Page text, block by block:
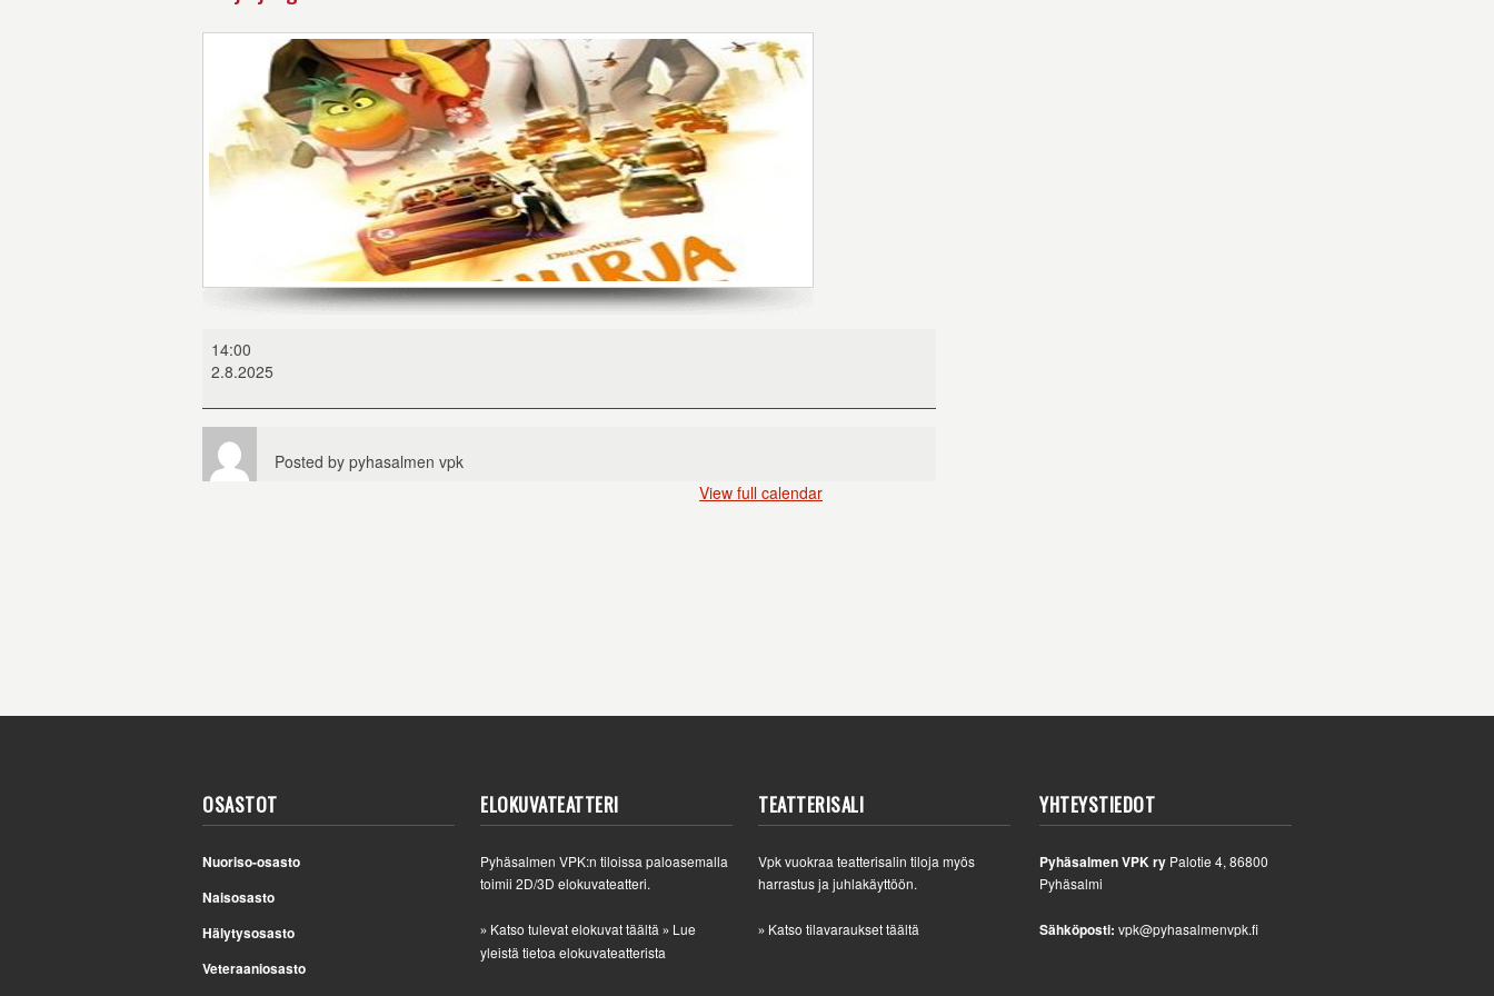
jengi
14:00
2.8.2025
Posted by pyhasalmen vpk
View full calendar
OSASTOT
Nuoriso-osasto
Naisosasto
Hälytysosasto
Veteraaniosasto
ELOKUVATEATTERI
Pyhäsalmen VPK:n tiloissa paloasemalla
toimii 2D/3D elokuvateatteri.
» Katso tulevat elokuvat täältä » Lue
yleistä tietoa elokuvateatterista
TEATTERISALI
Vpk vuokraa teatterisalin tiloja myös
harrastus ja juhlakäyttöön.
» Katso tilavaraukset täältä
YHTEYSTIEDOT
Pyhäsalmen VPK ry Palotie 4, 86800
Pyhäsalmi
Sähköposti: vpk@pyhasalmenvpk.fi